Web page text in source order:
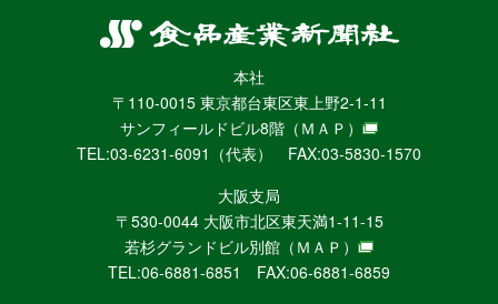
食
産
業
新
聞
社
ニ
ュ
ー
本社
〒110-0015 東京都台東区東上野2-1-11
サンフィールドビル8階 （ＭＡＰ）
TEL:03-6231-6091（代表） FAX:03-5830-1570
大阪支局
〒530-0044 大阪市北区東天満1-11-15
若杉グランドビル別館 （ＭＡＰ）
TEL:06-6881-6851 FAX:06-6881-6859